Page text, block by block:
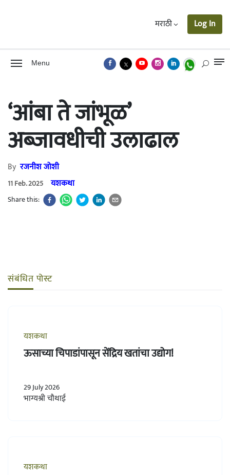
मराठी Log In
Menu
‘आंबा ते जांभूळ’
अब्जावधीची उलाढाल
Byरजनीश जोशी
11 Feb. 2025 यशकथा
Share this:
संबंधित पोस्ट
यशकथा
ऊसाच्या चिपाडांपासून सेंद्रिय खतांचा उद्योग!
29 July 2026
भाग्यश्री चौथाई
यशकथा